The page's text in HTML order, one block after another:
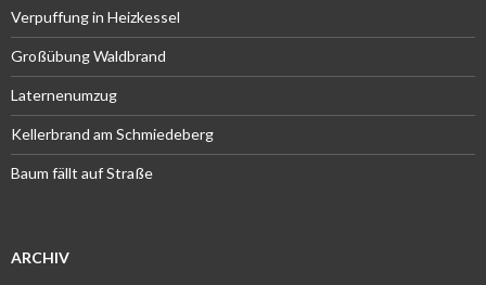
Verpuffung in Heizkessel
Großübung Waldbrand
Laternenumzug
Kellerbrand am Schmiedeberg
Baum fällt auf Straße
ARCHIV